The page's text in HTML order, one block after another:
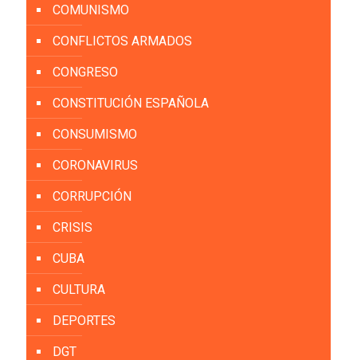
COMUNISMO
CONFLICTOS ARMADOS
CONGRESO
CONSTITUCIÓN ESPAÑOLA
CONSUMISMO
CORONAVIRUS
CORRUPCIÓN
CRISIS
CUBA
CULTURA
DEPORTES
DGT